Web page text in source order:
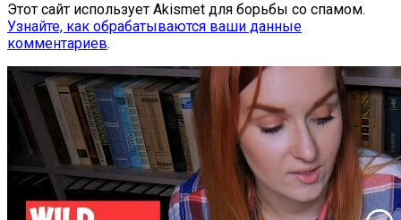
Этот сайт использует Akismet для борьбы со спамом.
Узнайте, как обрабатываются ваши данные
комментариев.